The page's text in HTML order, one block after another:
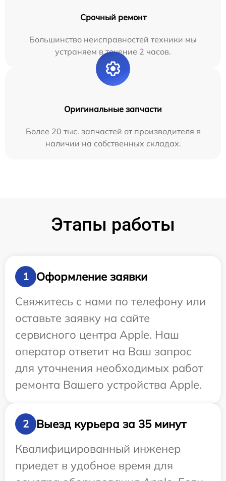
Срочный ремонт
Большинство неисправностей техники мы
устраняем в течение 2 часов.
Оригинальные запчасти
Более 20 тыс. запчастей от производителя в
наличии на собственных складах.
Этапы работы
1
Оформление заявки
Свяжитесь с нами по телефону или
оставьте заявку на сайте
сервисного центра Apple. Наш
оператор ответит на Ваш запрос
для уточнения необходимых работ
ремонта Вашего устройства Apple.
2
Выезд курьера за 35 минут
Квалифицированный инженер
приедет в удобное время для